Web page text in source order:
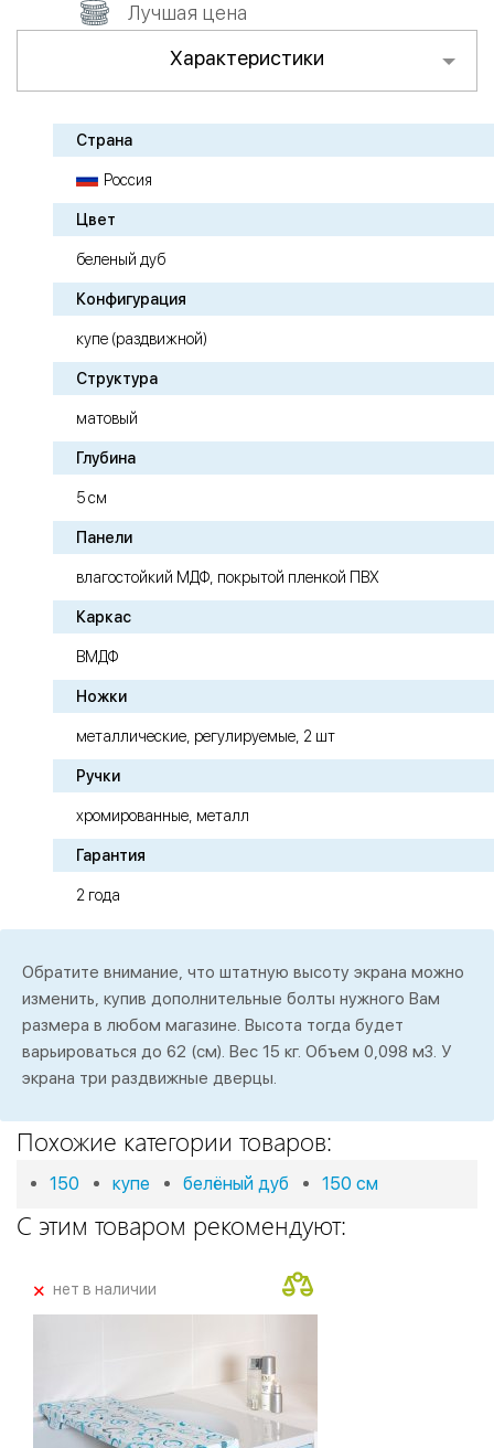
Лучшая цена
Характеристики
Страна
Россия
Цвет
беленый дуб
Конфигурация
купе (раздвижной)
Структура
матовый
Глубина
5 см
Панели
влагостойкий МДФ, покрытой пленкой ПВХ
Каркас
ВМДФ
Ножки
металлические, регулируемые, 2 шт
Ручки
хромированные, металл
Гарантия
2 года
Обратите внимание, что штатную высоту экрана можно
изменить, купив дополнительные болты нужного Вам
размера в любом магазине. Высота тогда будет
варьироваться до 62 (см). Вес 15 кг. Объем 0,098 м3. У
экрана три раздвижные дверцы.
Похожие категории товаров:
150 купе белёный дуб 150 см
С этим товаром рекомендуют:
+нет в наличии